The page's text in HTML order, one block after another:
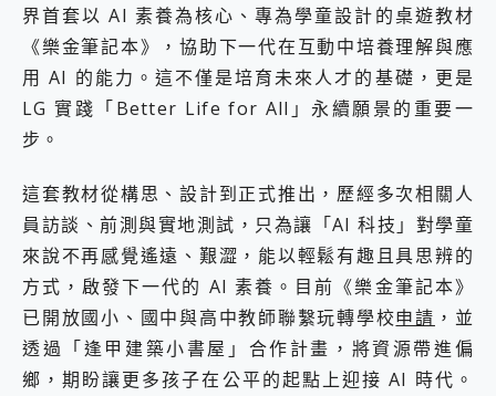
界首套以 AI 素養為核心、專為學童設計的桌遊教材
《樂金筆記本》，協助下一代在互動中培養理解與應
用 AI 的能力。這不僅是培育未來人才的基礎，更是
LG 實踐「Better Life for All」永續願景的重要一
步。
這套教材從構思、設計到正式推出，歷經多次相關人
員訪談、前測與實地測試，只為讓「AI 科技」對學童
來說不再感覺遙遠、艱澀，能以輕鬆有趣且具思辨的
方式，啟發下一代的 AI 素養。目前《樂金筆記本》
已開放國小、國中與高中教師聯繫玩轉學校申請 ，並
透過「逢甲建築小書屋」合作計畫，將資源帶進偏
鄉，期盼讓更多孩子在公平的起點上迎接 AI 時代。